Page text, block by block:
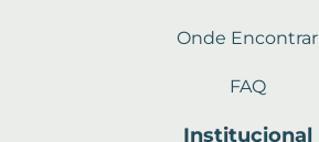
Onde Encontrar
FAQ
Institucional